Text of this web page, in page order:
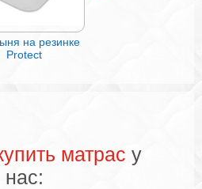
на резинке
Protect
матрас у
нас: